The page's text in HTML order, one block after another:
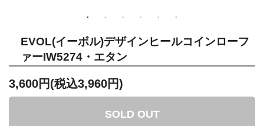
EVOL(イーボル)デザインヒールコインローフ
ァーIW5274・エタン
3,600円(税込3,960円)
SOLD OUT